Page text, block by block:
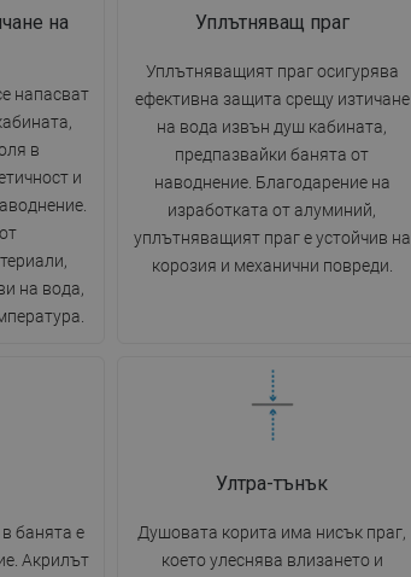
на
напасват
в
и
на вода,
Уплътняващ праг
Уплътняващият праг осигурява
ефективна защита срещу изтичане
на вода извън душ кабината,
предпазвайки банята от
наводнение. Благодарение на
изработката от алуминий,
уплътняващият праг е устойчив на
корозия и механични повреди.
банята е
Акрилът
Ултра-тънък
Душовата корита има нисък праг,
което улеснява влизането и